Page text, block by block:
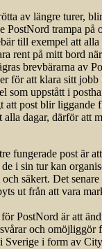
av längre turer,
PostNord trampa på
till exempel att alla
rent på mitt bord
brevbärarna av
för att klara sitt jobb
som uppstått i
att post blir liggande
dagar, därför att
fungerade post är
i sin tur kan
säkert. Det
ut från att vara
för PostNord är att
och omöjliggör
i Sverige i form av